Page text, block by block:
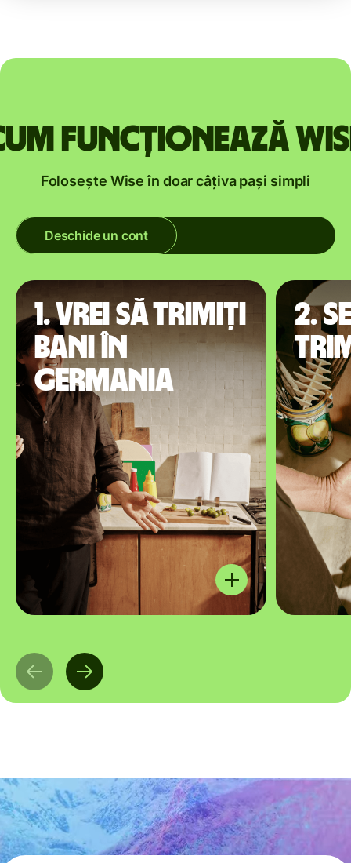
funcționează
Folosește Wise în doar câțiva pași simpli
Deschide un cont
1. Vrei să trimiți
bani în
Germania
2.